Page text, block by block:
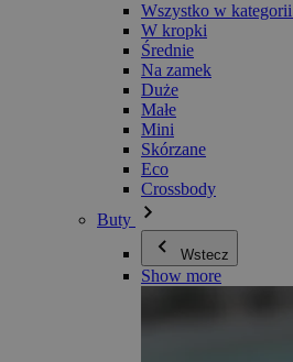
Wszystko w
W kropki
Średnie
Na zamek
Duże
Małe
Mini
Skórzane
Eco
Crossbody
Buty
Wstecz
Show more